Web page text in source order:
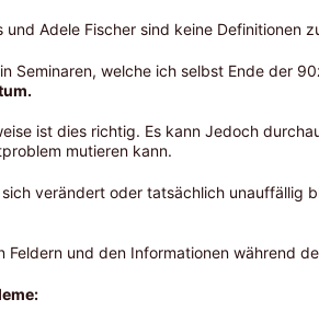
und Adele Fischer sind keine
Seminaren, welche ich selbst Ende der
ist dies richtig. Es kann Jedoch
mutieren kann.
sich verändert oder tatsächlich
Feldern und den Informationen während